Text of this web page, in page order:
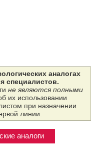
аналогах
специалистов.
не являются полными
их использовании
при назначении
линии.
аналоги